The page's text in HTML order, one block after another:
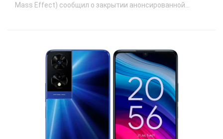
Mass Effect) сообщил о закрытии анонсированной...